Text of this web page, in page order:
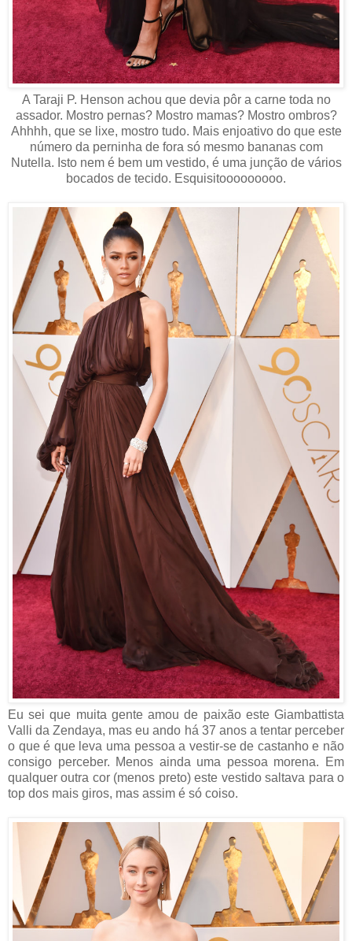
A Taraji P. Henson achou que devia pôr a carne toda no
assador. Mostro pernas? Mostro mamas? Mostro ombros?
Ahhhh, que se lixe, mostro tudo. Mais enjoativo do que este
número da perninha de fora só mesmo bananas com
Nutella. Isto nem é bem um vestido, é uma junção de vários
bocados de tecido. Esquisitooooooooo.
Eu sei que muita gente amou de paixão este Giambattista
Valli da Zendaya, mas eu ando há 37 anos a tentar perceber
o que é que leva uma pessoa a vestir-se de castanho e não
consigo perceber. Menos ainda uma pessoa morena. Em
qualquer outra cor (menos preto) este vestido saltava para o
top dos mais giros, mas assim é só coiso.